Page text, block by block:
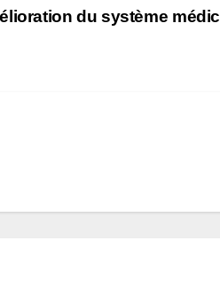
du système